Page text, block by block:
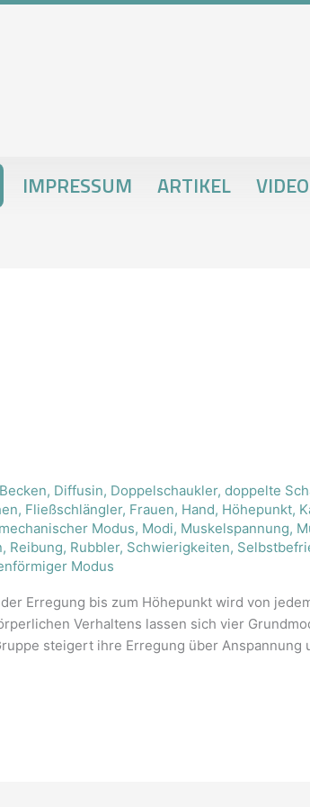
IMPRESSUM ARTIKEL
Becken, Diffusin, Doppelschaukler,doppelte
, Fließschlängler, Frauen, Hand, Höhepunkt,
mechanischer Modus, Modi, Muskelspannung,
, Reibung, Rubbler, Schwierigkeiten,
Modus
Erregung bis zum Höhepunkt wird von
Verhaltens lassen sich vier
steigert ihre Erregung über